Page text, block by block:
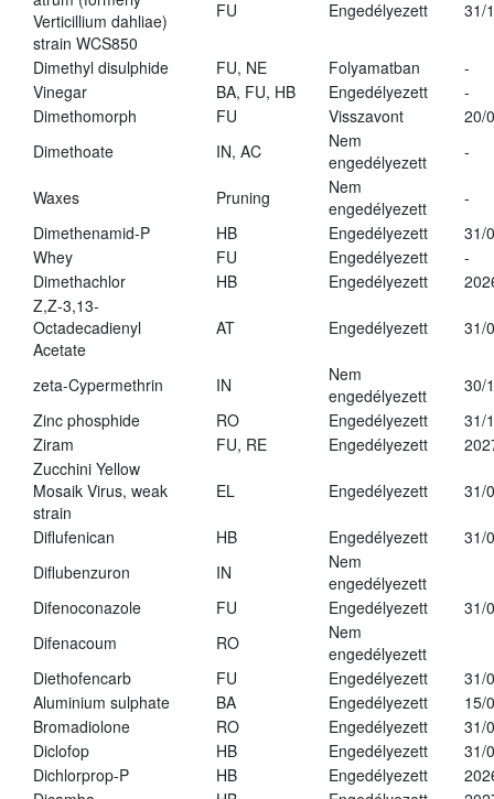
Verticillium dahliae)
strain WCS850
FU Engedélyezett 31/
Dimethyl disulphide FU, NE Folyamatban
-
Vinegar
BA, FU, HB Engedélyezett
-
Dimethomorph
FU Visszavont
20/
Dimethoate
IN, AC
Nem
engedélyezett
-
Waxes Pruning
Nem
engedélyezett
-
Dimethenamid-P
HB Engedélyezett
31/
Whey
FU Engedélyezett
-
Dimethachlor
HB Engedélyezett
Z,Z-3,13-
Octadecadienyl
Acetate
AT Engedélyezett 31/
zeta-Cypermethrin IN
Nem
engedélyezett
30/
Zinc phosphide
RO Engedélyezett
31/
Ziram
FU, RE Engedélyezett
Zucchini Yellow
Mosaik Virus, weak
strain
EL Engedélyezett 31/
Diflufenican HB Engedélyezett
31/
Diflubenzuron
IN
Nem
engedélyezett
Difenoconazole
FU Engedélyezett
31/
Difenacoum
RO
Nem
engedélyezett
Diethofencarb
FU Engedélyezett
31/
Aluminium sulphate
BA Engedélyezett
15/
Bromadiolone
RO Engedélyezett
31/
Diclofop
HB Engedélyezett
31/
Dichlorprop-P
HB Engedélyezett